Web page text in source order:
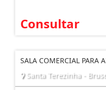
Consultar
SALA COMERCIAL PARA
Santa Terezinha -